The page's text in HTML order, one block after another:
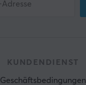
KUNDENDIENST
Geschäftsbedingungen